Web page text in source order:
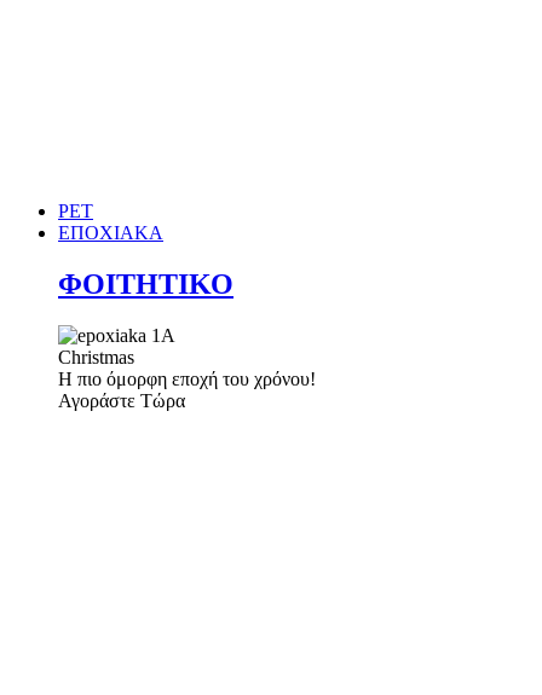
PET
ΕΠΟΧΙΑΚΑ
ΦΟΙΤΗΤΙΚΟ
Christmas
Η πιο όμορφη εποχή του χρόνου!
Αγοράστε Τώρα